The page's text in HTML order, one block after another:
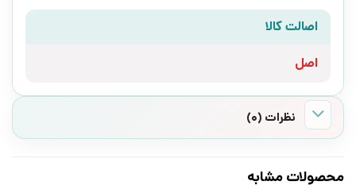
اصالت کالا
اصل
نظرات (0)
محصولات مشابه